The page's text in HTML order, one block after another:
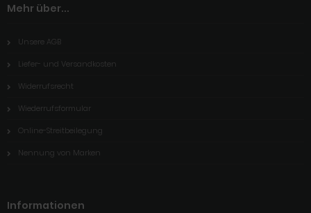
Mehr über...
Unsere AGB
Liefer- und Versandkosten
Widerrufsrecht
Wiederrufsformular
Online-Streitbeilegung
Nennung von Marken
Informationen